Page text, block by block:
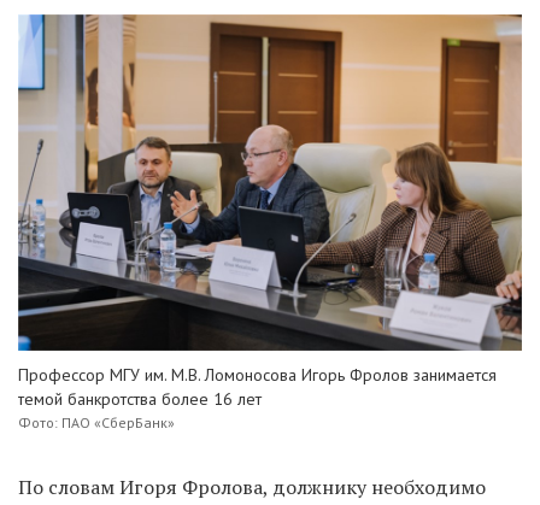
Профессор МГУ им. М.В. Ломоносова Игорь Фролов занимается
темой банкротства более 16 лет
Фото: ПАО «СберБанк»
По словам Игоря Фролова, должнику необходимо